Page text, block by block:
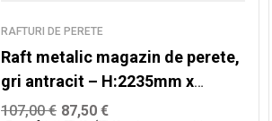
RAFTURI DE PERETE
Raft metalic magazin de perete,
gri antracit – H:2235mm x
L:1000mm x W:300mm
107,00€ 87,50 €